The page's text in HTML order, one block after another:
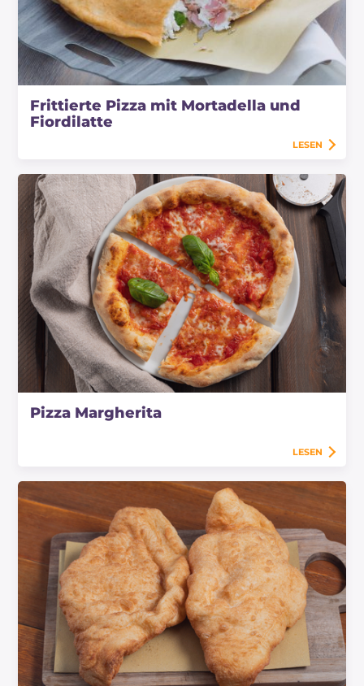
Mehl Typ 0 oder Typ 00 verwendet, weil diese
Mehle viel Wasser aufnehmen und halten
können und vor allem die Gärung unterstützen.
Mit weniger gemahlenen Mehlen würdest du
nicht das gleiche Ergebnis erzielen.
im Kühlschrank gehen.
Auch die Wahl der Mozzarellaart ist wichtig. Für
eine Pizza Margherita verwende vorzugsweise
Fior di Latte Mozzarella in Streifen geschnitten,
für ein Calzone schneide sie in kleinere Würfel.
Für speziellere Geschmäcker kannst du auch
geräucherte Provola oder Büffelmozzarella
verwenden.
Frittierte Pizza mit Mortadella und
Fiordilatte
LESEN
Pizza Margherita
LESEN